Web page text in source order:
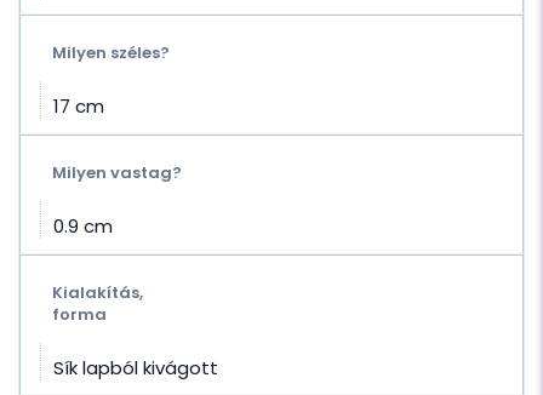
Milyen széles?
17 cm
Milyen vastag?
0.9 cm
Kialakítás,
forma
Sík lapból kivágott